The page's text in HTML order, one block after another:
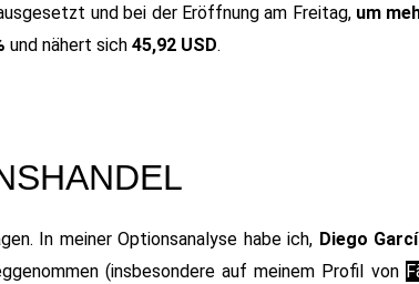
und bei der Eröffnung am Freitag, um
und nähert sich 45,92 USD.
In meiner Optionsanalyse habe ich, Diego
(insbesondere auf meinem Profil von